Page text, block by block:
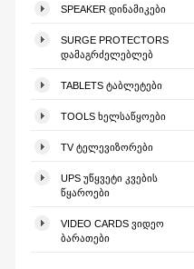
SPEAKER ᲓᲘᲜᲐᲛᲘᲙᲔᲑᲘ
SURGE PROTECTORS
ᲓᲐᲛᲐᲒᲠᲫᲔᲚᲔᲑᲚᲔᲑ
TABLETS ᲢᲐᲑᲚᲔᲢᲔᲑᲘ
TOOLS ᲮᲔᲚᲡᲐᲬᲧᲝᲔᲑᲘ
TV ᲢᲔᲚᲔᲕᲘᲖᲝᲠᲔᲑᲘ
UPS ᲣᲬᲧᲕᲔᲢᲘ ᲙᲕᲔᲑᲘᲡ
ᲬᲧᲐᲠᲝᲔᲑᲘ
VIDEO CARDS ᲕᲘᲓᲔᲝ
ᲑᲐᲠᲐᲗᲔᲑᲘ